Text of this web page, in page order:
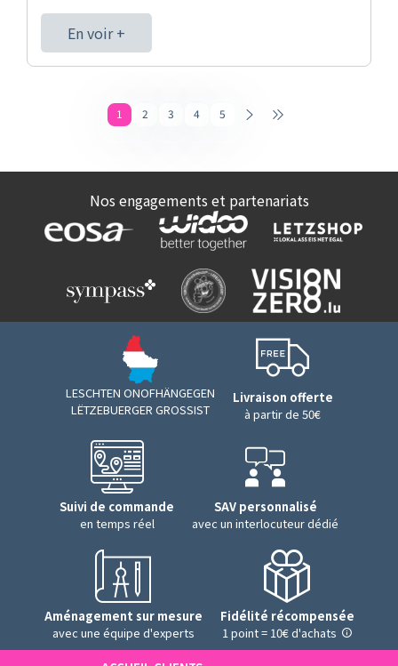
En voir +
1 2 3 4 5
Nos engagements et partenariats
LESCHTEN ONOFHÄNGEGEN
LËTZEBUERGER GROSSIST
Livraison offerte
à partir de 50€
Suivi de commande
en temps réel
SAV personnalisé
avec un interlocuteur dédié
Aménagement sur mesure
avec une équipe d'experts
Fidélité récompensée
1 point = 10€ d'achats